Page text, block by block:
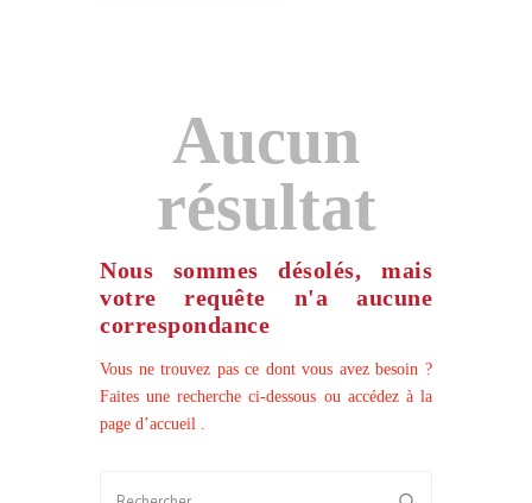
Aucun
résultat
Nous sommes désolés, mais
votre requête n'a aucune
correspondance
Vous ne trouvez pas ce dont vous avez besoin ?
Faites une recherche ci-dessous ou accédez à la
page d’accueil .